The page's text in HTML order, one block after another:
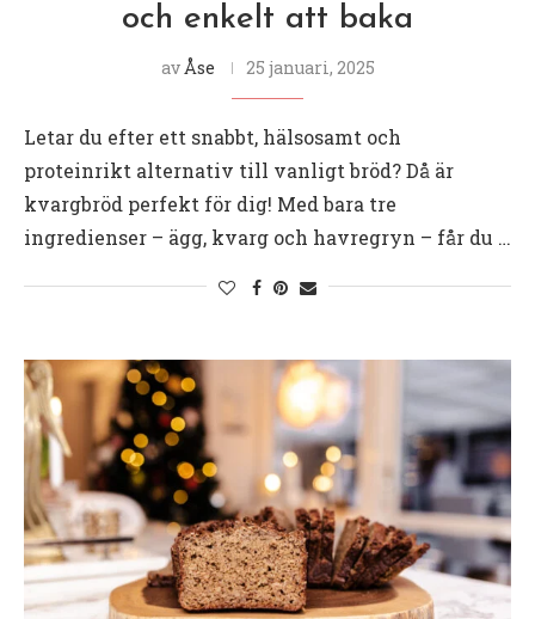
och enkelt att baka
av Åse 25 januari, 2025
Letar du efter ett snabbt, hälsosamt och
proteinrikt alternativ till vanligt bröd? Då är
kvargbröd perfekt för dig! Med bara tre
ingredienser – ägg, kvarg och havregryn – får du …